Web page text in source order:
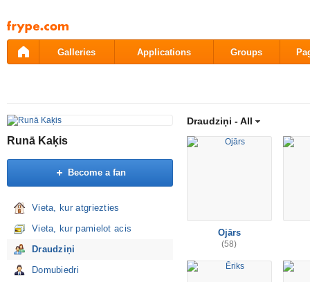
Pāriet
uz
saturu
Galleries Applications Groups
Runā Kaķis
Become a fan
Vieta, kur atgriezties
Vieta, kur pamielot acis
Draudziņi
Domubiedri
Draudziņi -All
Ojārs
(58)